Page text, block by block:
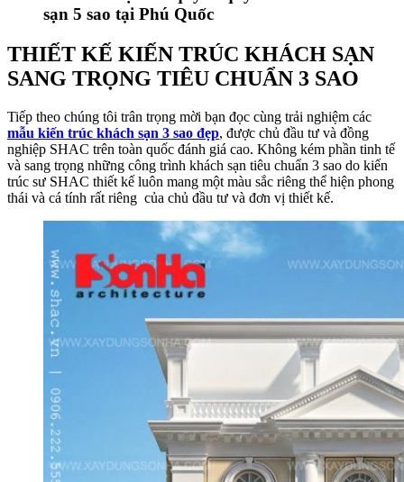
sạn 5 sao tại Phú Quốc
THIẾT KẾ KIẾN TRÚC KHÁCH SẠN
SANG TRỌNG TIÊU CHUẨN 3 SAO
Tiếp theo chúng tôi trân trọng mời bạn đọc cùng trải nghiệm các
mẫu kiến trúc khách sạn 3 sao đẹp, được chủ đầu tư và đồng
nghiệp SHAC trên toàn quốc đánh giá cao. Không kém phần tinh tế
và sang trọng những công trình khách sạn tiêu chuẩn 3 sao do kiến
trúc sư SHAC thiết kế luôn mang một màu sắc riêng thể hiện phong
thái và cá tính rất riêng của chủ đầu tư và đơn vị thiết kế.